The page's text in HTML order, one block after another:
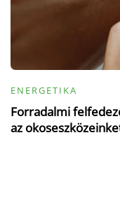
ENERGETIKA
Forradalmi
az